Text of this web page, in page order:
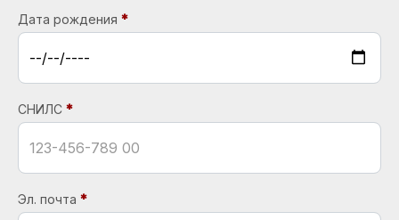
Дата рождения
СНИЛС
Эл. почта